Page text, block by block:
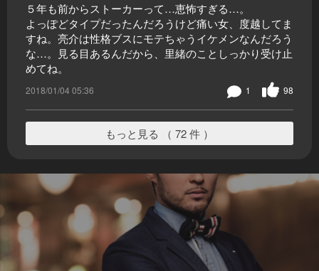
５年も前からストーカーって…恵怖すぎる…。
よっぽどタイプだったんだろうけど痛い女、度越してま
すね。亮介は性格ブスにモテちゃうイケメンなんだろう
な…。見る目あるんだから、里緒のことしっかり受け止
めてね。
2018/01/04 05:36 98
1
もっと見る （ 72 件 ）